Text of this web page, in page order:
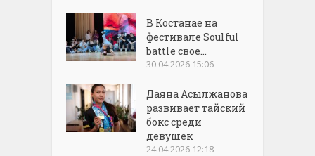
В Костанае на
фестивале Soulful
battle свое...
30.04.2026 15:06
Даяна Асылжанова
развивает тайский
бокс среди
девушек
24.04.2026 12:18